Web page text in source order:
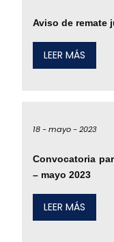
Aviso de remate
LEER MÁS
18 -mayo -2023
Convocatoria
– mayo 2023
LEER MÁS